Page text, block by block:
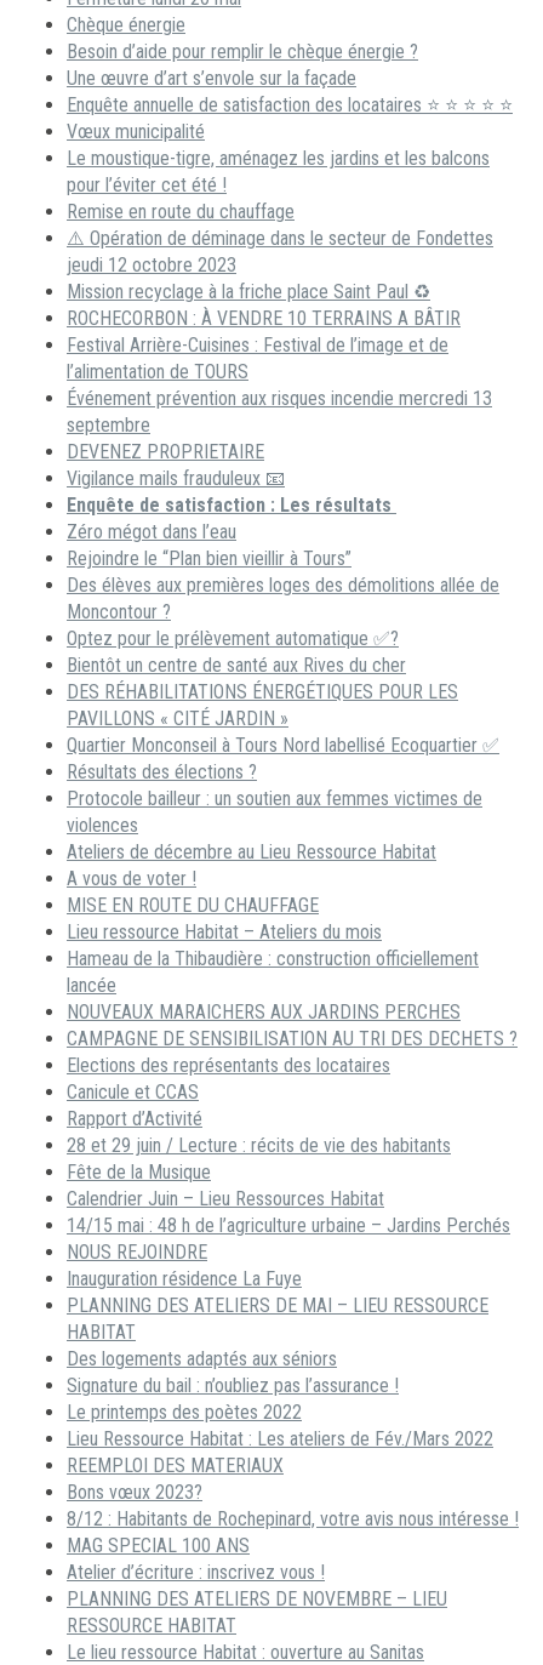
Chèque énergie
Besoin d’aide pour remplir le chèque énergie ?
Une œuvre d’art s’envole sur la façade
Enquête annuelle de satisfaction des locataires ⭐ ⭐ ⭐ ⭐ ⭐
Vœux municipalité
Le moustique-tigre, aménagez les jardins et les balcons
pour l’éviter cet été !
Remise en route du chauffage
⚠️ Opération de déminage dans le secteur de Fondettes
jeudi 12 octobre 2023
Mission recyclage à la friche place Saint Paul ♻️
ROCHECORBON : À VENDRE 10 TERRAINS A BÂTIR
Festival Arrière-Cuisines : Festival de l’image et de
l’alimentation de TOURS
Événement prévention aux risques incendie mercredi 13
septembre
DEVENEZ PROPRIETAIRE
Vigilance mails frauduleux 📧
Enquête de satisfaction : Les résultats
Zéro mégot dans l’eau
Rejoindre le “Plan bien vieillir à Tours”
Des élèves aux premières loges des démolitions allée de
Moncontour ?
Optez pour le prélèvement automatique ✅?
Bientôt un centre de santé aux Rives du cher
DES RÉHABILITATIONS ÉNERGÉTIQUES POUR LES
PAVILLONS « CITÉ JARDIN »
Quartier Monconseil à Tours Nord labellisé Ecoquartier ✅
Résultats des élections ?
Protocole bailleur : un soutien aux femmes victimes de
violences
Ateliers de décembre au Lieu Ressource Habitat
A vous de voter !
MISE EN ROUTE DU CHAUFFAGE
Lieu ressource Habitat – Ateliers du mois
Hameau de la Thibaudière : construction officiellement
lancée
NOUVEAUX MARAICHERS AUX JARDINS PERCHES
CAMPAGNE DE SENSIBILISATION AU TRI DES DECHETS ?
Elections des représentants des locataires
Canicule et CCAS
Rapport d’Activité
28 et 29 juin / Lecture : récits de vie des habitants
Fête de la Musique
Calendrier Juin – Lieu Ressources Habitat
14/15 mai : 48 h de l’agriculture urbaine – Jardins Perchés
NOUS REJOINDRE
Inauguration résidence La Fuye
PLANNING DES ATELIERS DE MAI – LIEU RESSOURCE
HABITAT
Des logements adaptés aux séniors
Signature du bail : n’oubliez pas l’assurance !
Le printemps des poètes 2022
Lieu Ressource Habitat : Les ateliers de Fév./Mars 2022
REEMPLOI DES MATERIAUX
Bons vœux 2023?
8/12 : Habitants de Rochepinard, votre avis nous intéresse !
MAG SPECIAL 100 ANS
Atelier d’écriture : inscrivez vous !
PLANNING DES ATELIERS DE NOVEMBRE – LIEU
RESSOURCE HABITAT
Le lieu ressource Habitat : ouverture au Sanitas